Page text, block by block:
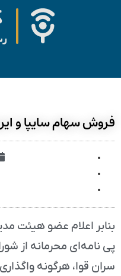
فروش سهام سایپا و
بنابر اعلام عضو هیئت
پی نامه‌ای محرمانه از
سران قوا، هرگونه